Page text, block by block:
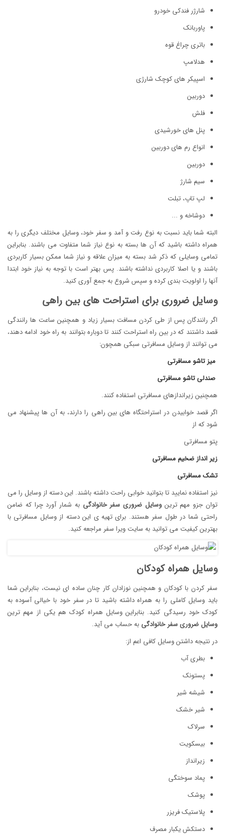
شارژر فندکی خودرو
پاوربانک
باتری چراغ قوه
هدلامپ
اسپیکر های کوچک شارژی
دوربین
فلش
پنل های خورشیدی
انواع رم های دوربین
دوربین
سیم شارژ
لپ تاپ، تبلت
دوشاخه و ...
البته شما باید نسبت به نوع رفت و آمد و سفر خود، وسایل مختلف دیگری را به
همراه داشته باشید که آن ها بسته به نوع نیاز شما متفاوت می باشند. بنابراین
تمامی وسایلی که ذکر شد بسته به میزان علاقه و نیاز شما ممکن بسیار کاربردی
باشند و یا اصلا کاربردی نداشته باشند. پس بهتر است با توجه به نیاز خود ابتدا
آنها را اولویت بندی کرده و سپس شروع به جمع آوری کنید.
وسایل ضروری برای استراحت های بین راهی
اگر رانندگان پس از طی کردن مسافت بسیار زیاد و همچنین ساعت ها رانندگی
قصد داشتند که در بین راه استراحت کنند تا دوباره بتوانند به راه خود ادامه دهند،
می توانند از وسایل مسافرتی سبکی همچون:
میز تاشو مسافرتی
صندلی تاشو مسافرتی
همچنین زیراندازهای مسافرتی استفاده کنند.
اگر قصد خوابیدن در استراحتگاه های بین راهی را دارند، به آن ها پیشنهاد می
شود که از
پتو مسافرتی
زیر انداز ضخیم مسافرتی
تشک مسافرتی
نیز استفاده نمایید تا بتوانید خوابی راحت داشته باشند. این دسته از وسایل را می
توان جزو مهم ترینوسایل ضروری سفر خانوادگی به شمار آورد چرا که ضامن
راحتی شما در طول سفر هستند. برای تهیه ی این دسته از وسایل مسافرتی با
بهترین کیفیت می توانید به سایت ویرا سفر مراجعه کنید.
وسایل همراه کودکان
سفر کردن با کودکان و همچنین نوزادان کار چنان ساده ای نیست، بنابراین شما
باید وسایل کاملی را به همراه داشته باشید تا در سفر خود با خیالی آسوده به
کودک خود رسیدگی کنید. بنابراین وسایل همراه کودک هم یکی از مهم ترین
وسایل ضروری سفر خانوادگی به حساب می آید.
در نتیجه داشتن وسایل کافی اعم از:
بطری آب
پستونک
شیشه شیر
شیر خشک
سرلاک
بیسکویت
زیرانداز
پماد سوختگی
پوشک
پلاستیک فریزر
دستکش یکبار مصرف